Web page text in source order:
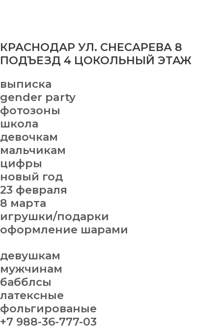
КРАСНОДАР УЛ. СНЕСАРЕВА 8
ПОДЪЕЗД 4 ЦОКОЛЬНЫЙ ЭТАЖ
выписка
gender party
фотозоны
школа
девочкам
мальчикам
цифры
новый год
23 февраля
8 марта
игрушки/подарки
оформление шарами
девушкам
мужчинам
бабблсы
латексные
фольгированые
+7 988-36-777-03